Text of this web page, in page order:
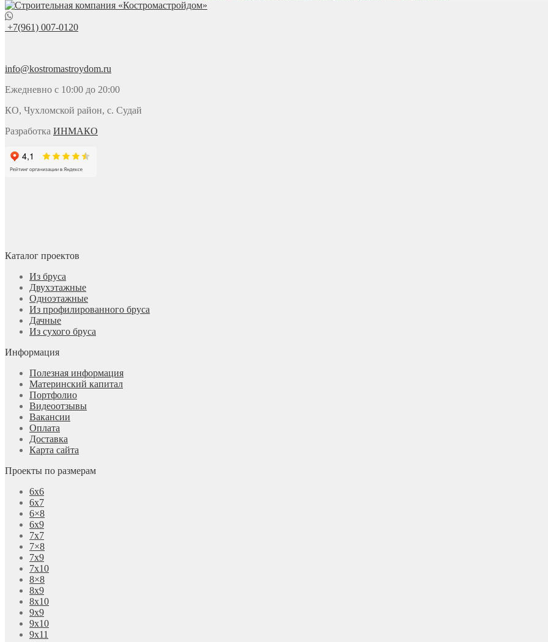
+7(961) 007-0120
info@kostromastroydom.ru
Ежедневно с 10:00 до 20:00
КО, Чухломской район, с. Судай
Разработка ИНМАКО
Каталог проектов
Из бруса
Двухэтажные
Одноэтажные
Из профилированного бруса
Дачные
Из сухого бруса
Информация
Полезная информация
Материнский капитал
Портфолио
Видеоотзывы
Вакансии
Оплата
Доставка
Карта сайта
Проекты по размерам
6х6
6х7
6×8
6х9
7х7
7×8
7х9
7х10
8×8
8х9
8х10
9х9
9х10
9х11